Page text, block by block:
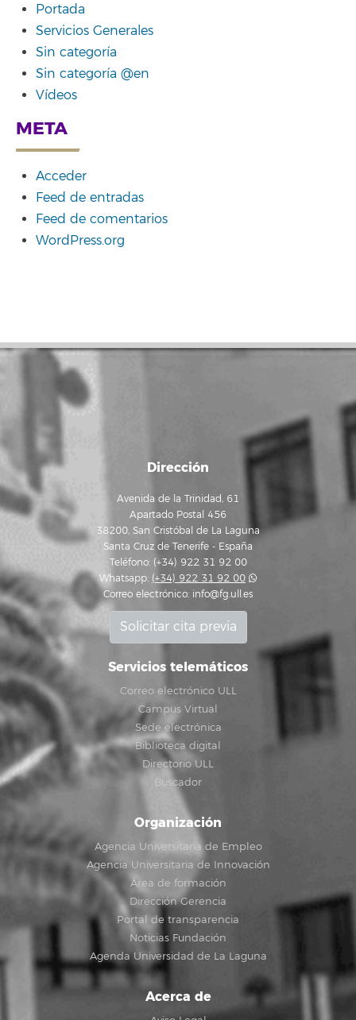
Portada
Servicios Generales
Sin categoría
Sin categoría @en
Vídeos
META
Acceder
Feed de entradas
Feed de comentarios
WordPress.org
Dirección
Avenida de la Trinidad, 61
Apartado Postal 456
38200, San Cristóbal de La Laguna
Santa Cruz de Tenerife - España
Teléfono: (+34) 922 31 92 00
Whatsapp: (+34) 922 31 92 00
Correo electrónico: info@fg.ull.es
Solicitar cita previa
Servicios telemáticos
Correo electrónico ULL
Campus Virtual
Sede electrónica
Biblioteca digital
Directorio ULL
Buscador
Organización
Agencia Universitaria de Empleo
Agencia Universitaria de Innovación
Área de formación
Dirección Gerencia
Portal de transparencia
Noticias Fundación
Agenda Universidad de La Laguna
Acerca de